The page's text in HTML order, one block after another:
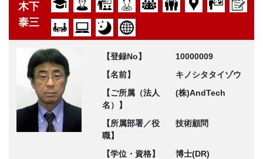
木下
泰三
【登録No】
10000009
【名前】
キノシタタイゾウ
【ご所属（法人
名）】
(株)AndTech
【所属部署／役
職】
技術顧問
【学位・資格】
博士(DR)